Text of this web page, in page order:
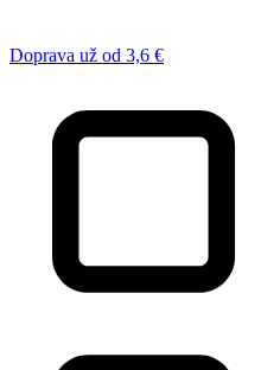
Doprava už od 3,6 €